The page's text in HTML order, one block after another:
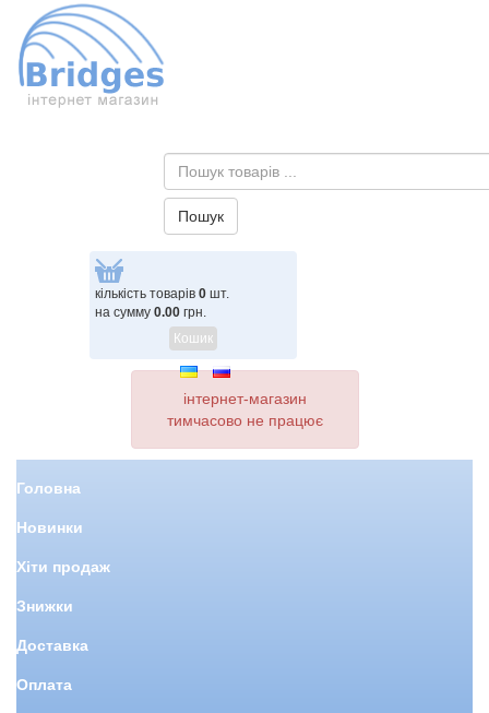
кількість товарів 0 шт.
на сумму 0.00 грн.
Кошик
інтернет-магазин
тимчасово не працює
Головна
Новинки
Хіти продаж
Знижки
Доставка
Оплата